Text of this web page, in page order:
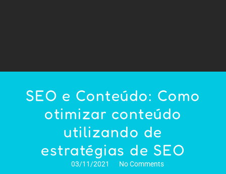
SEO e Conteúdo: Como
otimizar conteúdo
utilizando de
estratégias de SEO
03/11/2021 No Comments